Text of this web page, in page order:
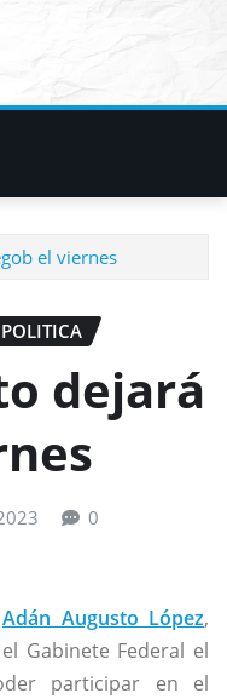
el viernes
POLITICA
dejará
0
Adán Augusto López,
Gabinete Federal el
participar en el